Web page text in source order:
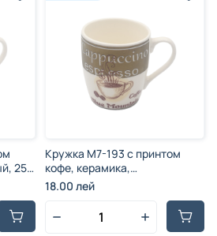
250
Кружка M7-193 c принтом
кофе, керамика,
многоцветный, 250 мл,
8.2x7.5 см
18.00 лей